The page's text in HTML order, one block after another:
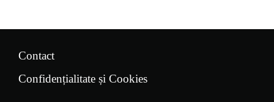
Contact
Confidențialitate și Cookies